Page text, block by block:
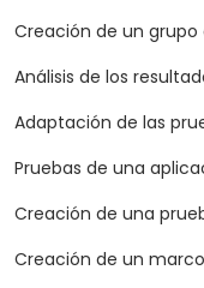
Creación de un grupo
Análisis de los
Adaptación de las
Pruebas de una
Creación de una
Creación de un